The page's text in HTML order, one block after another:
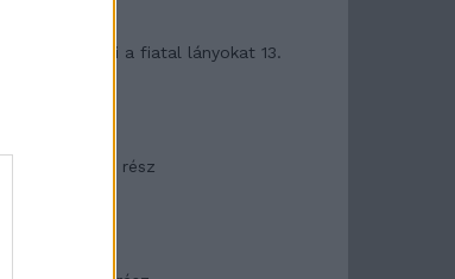
T. szereti a fiatal lányokat 13.
Minka 10. rész